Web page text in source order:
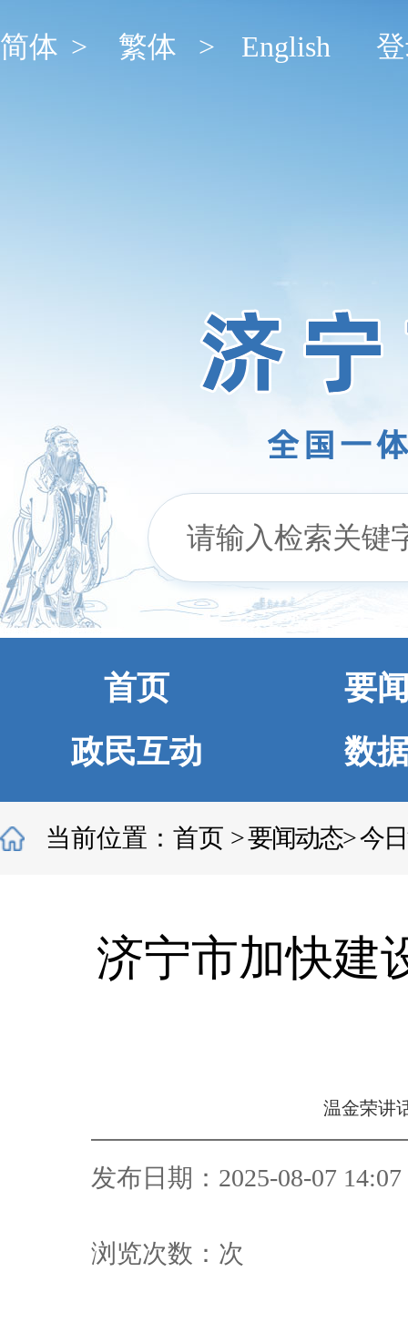
简体 > 繁体 > English
首页
要
政民互动
数
当前位置： 首页 >要闻动态>今
济宁市加快建
温金荣讲
发布日期：2025-08-07 14:07
浏览次数： 次